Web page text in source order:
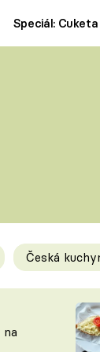
Speciál: Cuketa
Česká